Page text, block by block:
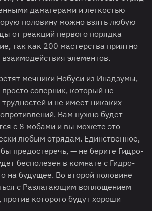
дамагерами и легкостью
половину можно взять любую
от реакций первого порядка
так как 200 мастерства приятно
взаимодействия элементов.
мечники Нобуси из Инадзумы,
соперник, который не
и не имеет никаких
Вам нужно будет
с 8 мобами и вы можете это
любым отрядам. Единственное,
бы предостеречь, — не берите Гидро-
бесполезен в комнате с Гидро-
на будущее. Во второй половине
с Разлагающим воплощением
которого будут хороши